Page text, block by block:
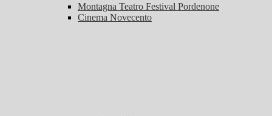
Montagna Teatro Festival Pordenone
Cinema Novecento